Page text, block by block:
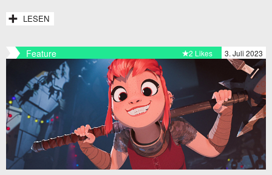
LESEN
Feature 3. Juli 2023
2 Likes